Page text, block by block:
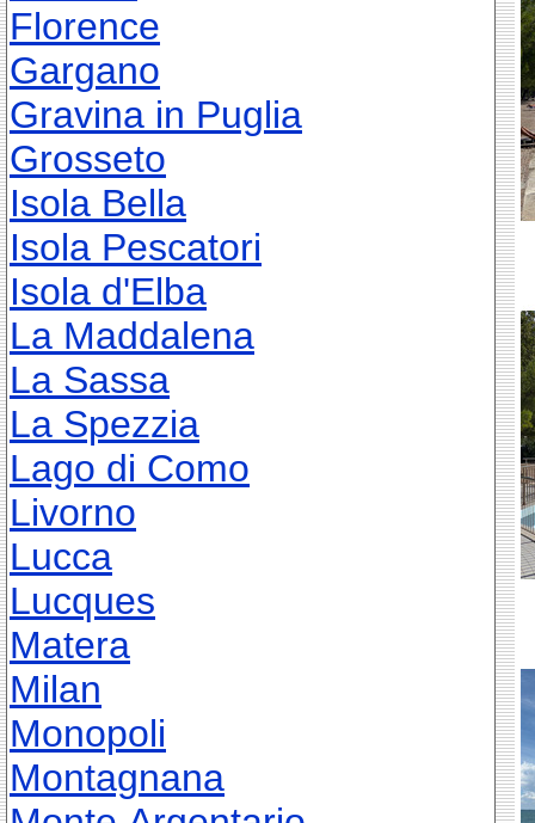
Florence
Gargano
Gravina in Puglia
Grosseto
Isola Bella
Isola Pescatori
Isola d'Elba
La Maddalena
La Sassa
La Spezzia
Lago di Como
Livorno
Lucca
Lucques
Matera
Milan
Monopoli
Montagnana